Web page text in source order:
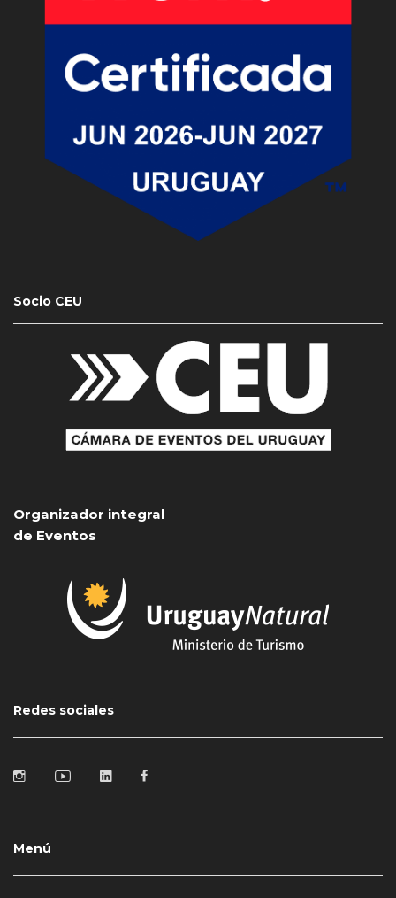
Socio CEU
Organizador integral
de Eventos
Redes sociales
Menú